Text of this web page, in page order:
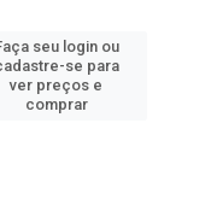
seu login ou
se para
ver preços e
comprar